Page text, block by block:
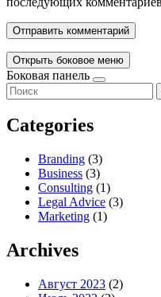
Открыть боковое меню
Боковая панель
Categories
Branding (3)
Business (3)
Consulting (1)
Legal Advice (3)
Marketing (1)
Archives
Август 2023 (2)